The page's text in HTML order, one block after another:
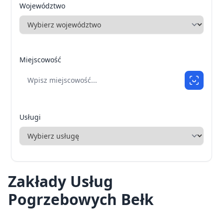
Województwo
Miejscowość
Usługi
Zakłady Usług
Pogrzebowych Bełk